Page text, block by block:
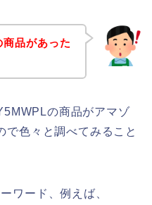
品があった
の商品がアマゾ
で色々と調べてみること
ワード、例えば、